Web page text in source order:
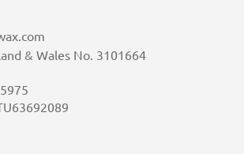
& Wales No. 3101664